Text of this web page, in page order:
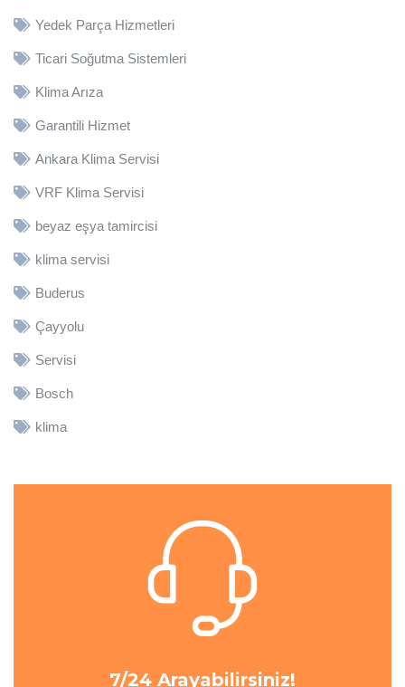
Yedek Parça Hizmetleri
Ticari Soğutma Sistemleri
Klima Arıza
Garantili Hizmet
Ankara Klima Servisi
VRF Klima Servisi
beyaz eşya tamircisi
klima servisi
Buderus
Çayyolu
Servisi
Bosch
klima
7/24 Arayabilirsiniz!